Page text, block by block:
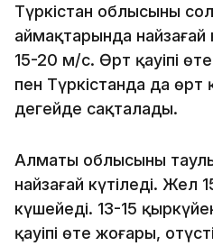
Түркістан облысының
аймақтарында найзағай
15-20 м/с. Өрт қауіпі
пен Түркістанда да өрт
деңгейде сақталады.
Алматы облысының
найзағай күтіледі. Жел
күшейеді. 13-15
қауіпі өте жоғары,